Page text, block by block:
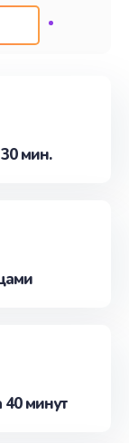
на
мин.
минут